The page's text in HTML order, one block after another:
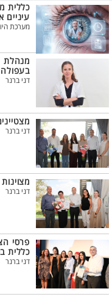
כללית
עיניים
מערכת
מנהלת
בעפולה
דני ברנר
דני ברנר
דני ברנר
כללית
דני ברנר